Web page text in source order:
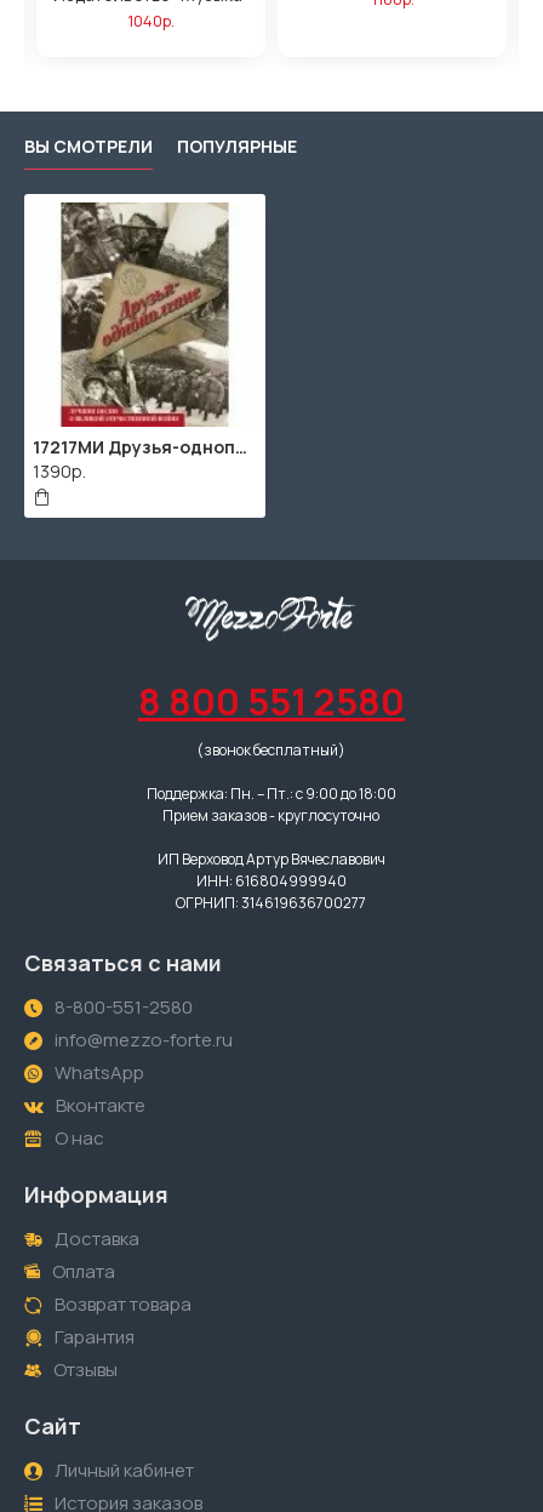
1040р.
ВЫ СМОТРЕЛИ ПОПУЛЯРНЫЕ
17217МИ Друзья-однополчане. Лучшие песни о Великой Отечественной войне, издательство "Музыка"
1390р.
8 800 551 2580
(звонок бесплатный)
Поддержка: Пн. – Пт.: с 9:00 до 18:00
Прием заказов - круглосуточно
ИП Верховод Артур Вячеславович
ИНН: 616804999940
ОГРНИП: 314619636700277
Связаться с нами
8-800-551-2580
info@mezzo-forte.ru
WhatsApp
Вконтакте
О нас
Информация
Доставка
Оплата
Возврат товара
Гарантия
Отзывы
Сайт
Личный кабинет
История заказов